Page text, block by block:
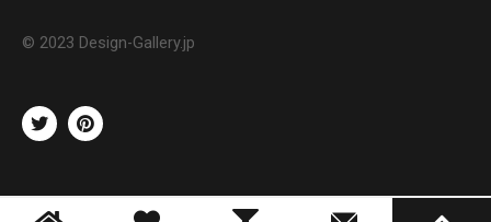
© 2023 Design-Gallery.jp